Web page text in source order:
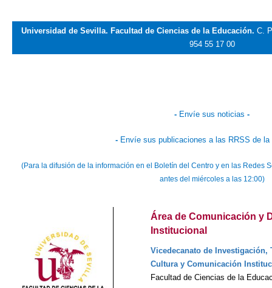
Universidad de Sevilla. Facultad de Ciencias de la Educación. C.
954 55 17 00
- Envíe sus noticias -
- Envíe sus publicaciones a las RRSS de la
(Para la difusión de la información en el Boletín del Centro y en las Redes
antes del miércoles a las 12:00)
Área de Comunicación y
Institucional
Vicedecanato de Investigación,
Cultura y Comunicación
Facultad de Ciencias de la